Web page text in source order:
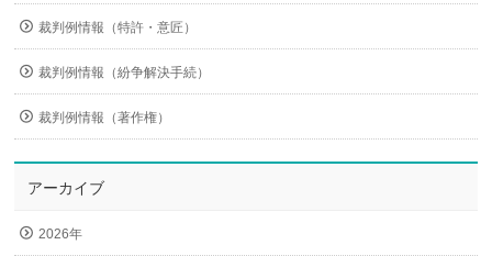
裁判例情報（特許・意匠）
裁判例情報（紛争解決手続）
裁判例情報（著作権）
アーカイブ
2026年